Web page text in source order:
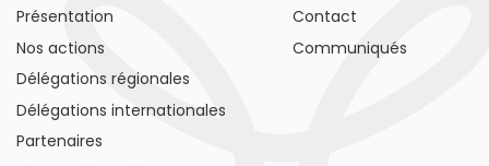
Présentation
Nos actions
Délégations régionales
Délégations internationales
Partenaires
Contact
Communiqués